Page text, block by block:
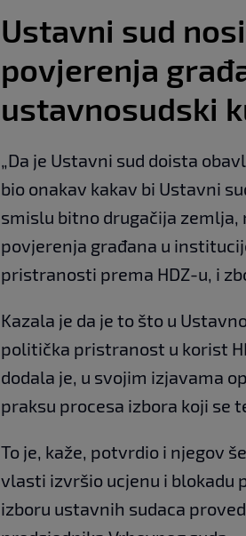
Ustavni sud
povjerenja
ustavnosudski
„Da je Ustavni sud doista
bio onakav kakav bi Ustavni
smislu bitno drugačija zemlja,
povjerenja građana u
pristranosti prema HDZ-u, i
Kazala je da je to što u
politička pristranost u korist
dodala je, u svojim izjavama
praksu procesa izbora koji se
To je, kaže, potvrdio i njegov
vlasti izvršio ucjenu i blokadu
izboru ustavnih sudaca